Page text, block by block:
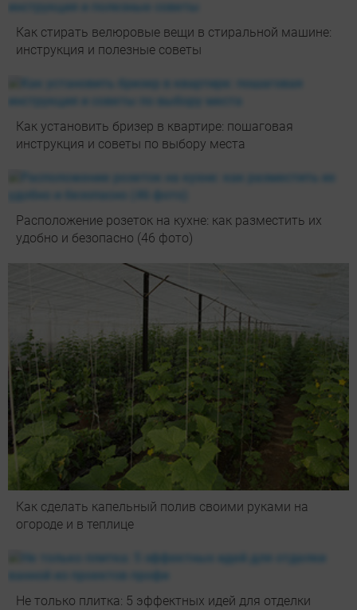
Как стирать велюровые вещи в стиральной машине:
инструкция и полезные советы
Как установить бризер в квартире: пошаговая
инструкция и советы по выбору места
Расположение розеток на кухне: как разместить их
удобно и безопасно (46 фото)
Как сделать капельный полив своими руками на
огороде и в теплице
Не только плитка: 5 эффектных идей для отделки